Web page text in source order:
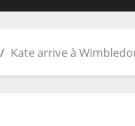
Kate arrive à